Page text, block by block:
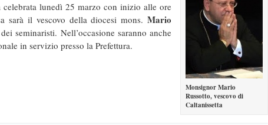
Monsignor Mario
Russotto, vescovo di
Caltanissetta
celebrata lunedì 25 marzo con inizio alle ore
sarà il vescovo della diocesi mons. Mario
seminaristi. Nell’occasione saranno anche
in servizio presso la Prefettura.